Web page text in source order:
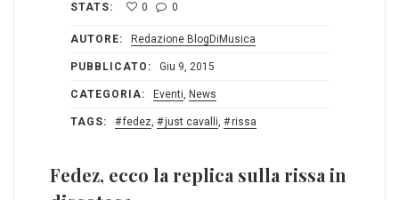
STATS: 0 0
AUTORE: Redazione BlogDiMusica
PUBBLICATO: Giu 9, 2015
CATEGORIA: Eventi, News
TAGS: fedez, just cavalli, rissa
Fedez, ecco la replica sulla rissa in